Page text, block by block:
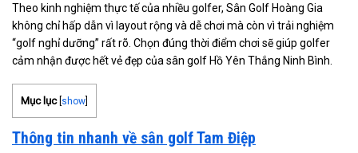
Theo kinh nghiệm thực tế của nhiều golfer, Sân Golf Hoàng Gia
không chỉ hấp dẫn vì layout rộng và dễ chơi mà còn vì trải nghiệm
“golf nghỉ dưỡng” rất rõ. Chọn đúng thời điểm chơi sẽ giúp golfer
cảm nhận được hết vẻ đẹp của sân golf Hồ Yên Thắng Ninh Bình.
Mục lục show
Thông tin nhanh về sân golf Tam Điệp